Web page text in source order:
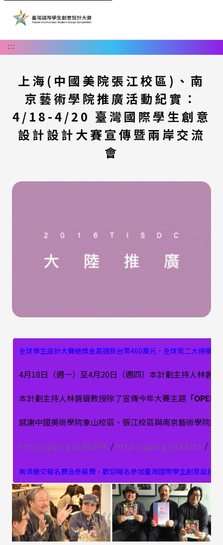
:::
上海(中國美院張江校區)、南
京藝術學院推廣活動紀實：
4/18-4/20 臺灣國際學生創意
設計設計大賽宣傳暨兩岸交流
會
全球學生設計大賽總獎金高達新台幣460萬元，全球第二大規模
4月18日（週一）至4月20日（週四）本計劃主持人林磐
本計劃主持人林磐聳教授除了宣傳今年大賽主題 「OPEN」
感謝中國美術學院象山校區、張江校區與南京藝術學院
http://goo.gl/c8Q3VK (外部連結)
（另開新視窗）
/ http://goo.gl/sK5lz5 (外
（另
/
無須繳交報名費及參展費，歡迎報名參加臺灣國際學生創意設計大